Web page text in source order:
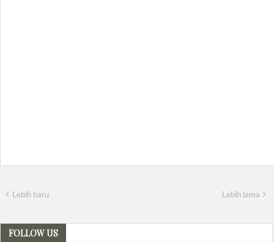
Lebih baru Lebih lama
FOLLOW US